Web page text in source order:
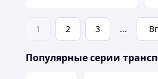
1 2 3 ...
Популярные серии